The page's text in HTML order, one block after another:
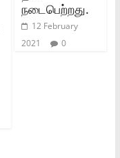
நடைபெற்றது.
12 February
2021
0